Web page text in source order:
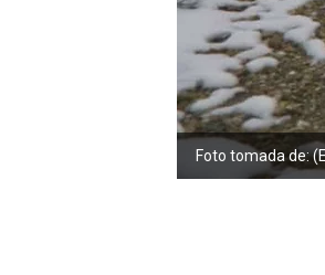
Foto tomada de: